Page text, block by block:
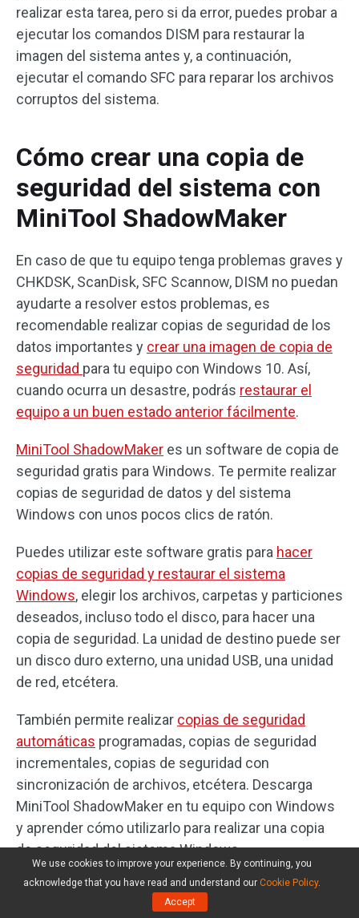
realizar esta tarea, pero si da error, puedes probar a
ejecutar los comandos DISM para restaurar la
imagen del sistema antes y, a continuación,
ejecutar el comando SFC para reparar los archivos
corruptos del sistema.
Cómo crear una copia de
seguridad del sistema con
MiniTool ShadowMaker
En caso de que tu equipo tenga problemas graves y
CHKDSK, ScanDisk, SFC Scannow, DISM no puedan
ayudarte a resolver estos problemas, es
recomendable realizar copias de seguridad de los
datos importantes y crear una imagen de copia de
seguridad para tu equipo con Windows 10. Así,
cuando ocurra un desastre, podrás restaurar el
equipo a un buen estado anterior fácilmente.
MiniTool ShadowMaker es un software de copia de
seguridad gratis para Windows. Te permite realizar
copias de seguridad de datos y del sistema
Windows con unos pocos clics de ratón.
Puedes utilizar este software gratis para hacer
copias de seguridad y restaurar el sistema
Windows, elegir los archivos, carpetas y particiones
deseados, incluso todo el disco, para hacer una
copia de seguridad. La unidad de destino puede ser
un disco duro externo, una unidad USB, una unidad
de red, etcétera.
También permite realizar copias de seguridad
automáticas programadas, copias de seguridad
incrementales, copias de seguridad con
sincronización de archivos, etcétera. Descarga
MiniTool ShadowMaker en tu equipo con Windows
y aprender cómo utilizarlo para realizar una copia
de seguridad del sistema Windows.
We use cookies to improve your experience. By continuing, you
acknowledge that you have read and understand our Cookie Policy.
Accept